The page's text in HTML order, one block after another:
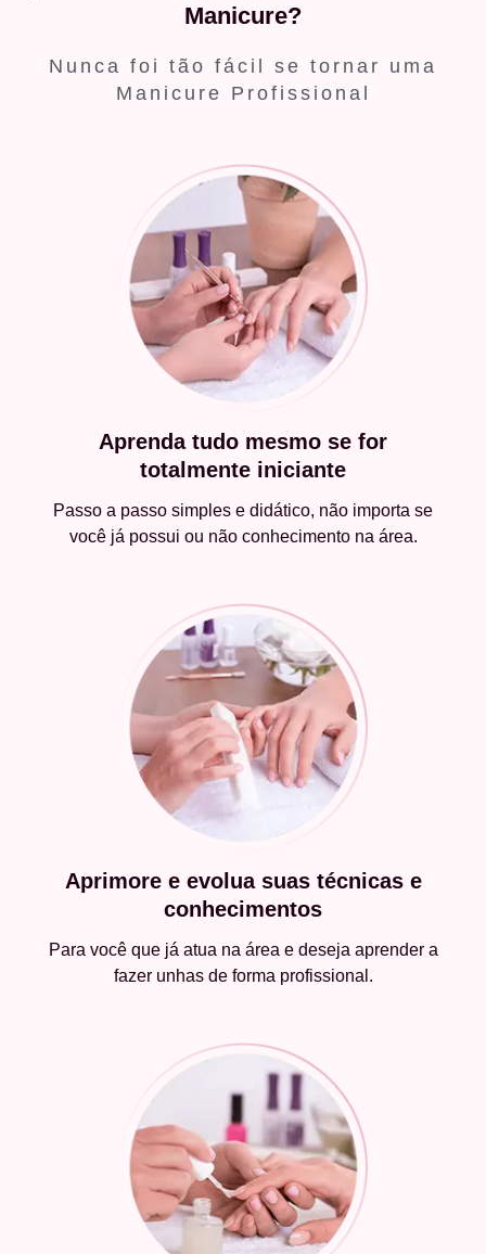
Manicure?
Nunca foi tão fácil se tornar uma
Manicure Profissional
Aprenda tudo mesmo se for
totalmente iniciante
Passo a passo simples e didático, não importa se
você já possui ou não conhecimento na área.
Aprimore e evolua suas técnicas e
conhecimentos
Para você que já atua na área e deseja aprender a
fazer unhas de forma profissional.